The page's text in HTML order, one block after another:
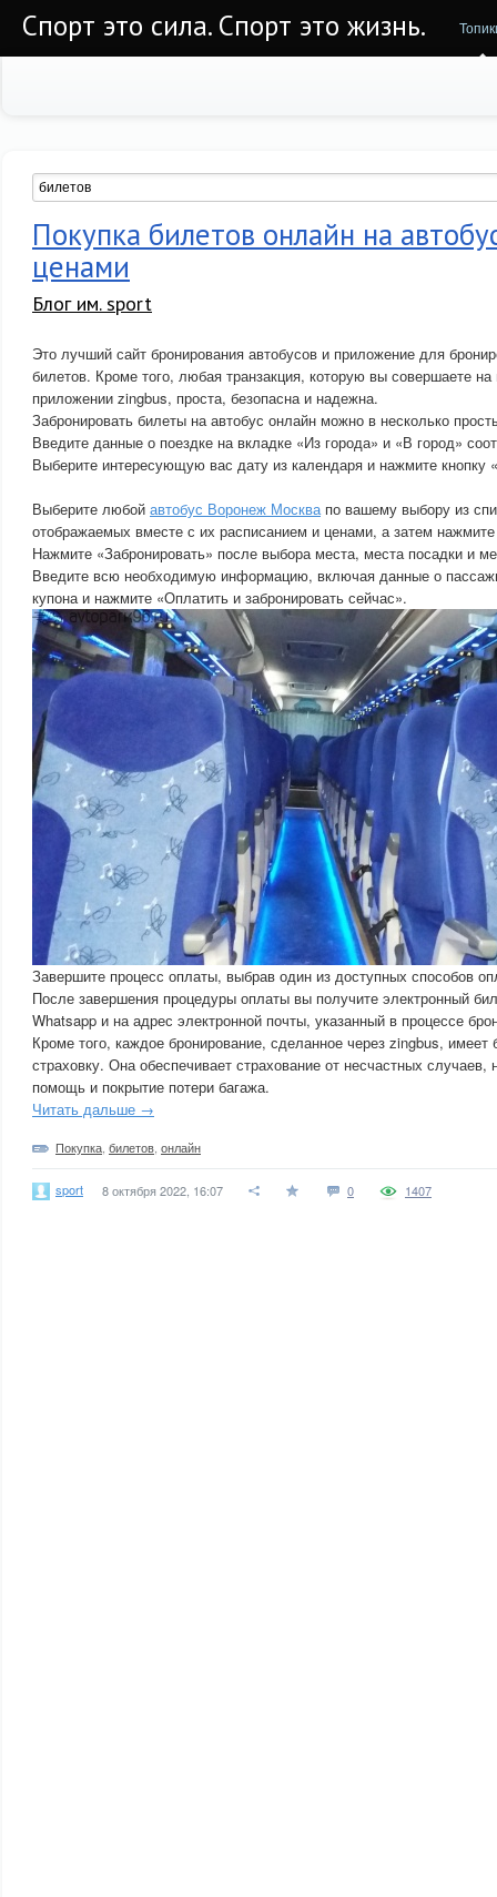
Спорт это сила. Спорт это жизнь.
Покупка билетов онлайн на
ценами
Блог им. sport
Это лучший сайт бронирования автобусов и приложение для
билетов. Кроме того, любая транзакция, которую вы совершаете на
приложении zingbus, проста, безопасна и надежна.
Забронировать билеты на автобус онлайн можно в несколько
Введите данные о поездке на вкладке «Из города» и «В город»
Выберите интересующую вас дату из календаря и нажмите кнопку
Выберите любой автобус Воронеж Москвапо вашему выбору из
отображаемых вместе с их расписанием и ценами, а затем
Нажмите «Забронировать» после выбора места, места посадки и
Введите всю необходимую информацию, включая данные о
купона и нажмите «Оплатить и забронировать сейчас».
Завершите процесс оплаты, выбрав один из доступных способов
После завершения процедуры оплаты вы получите электронный
Whatsapp и на адрес электронной почты, указанный в процессе
Кроме того, каждое бронирование, сделанное через zingbus, имеет
страховку. Она обеспечивает страхование от несчастных
помощь и покрытие потери багажа.
Читать дальше →
Покупка билетов онлайн
sport 8 октября 2022, 16:07 0 1407